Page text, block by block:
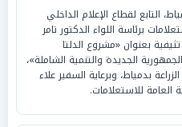
التابع لقطاع الإعلام الداخلي
برئاسة اللواء الدكتور تامر
بعنوان «مشروع الدلتا
الجديدة والتنمية الشاملة»،
بدمياط، وبرعاية السفير علاء
للاستعلامات.